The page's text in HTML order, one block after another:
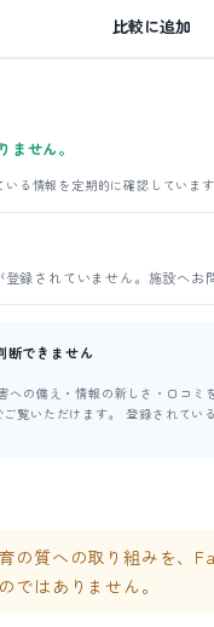
比較に追加
せん。
る情報を定期的に確認しています
録されていません。施設へお
断できません
への備え・情報の新しさ・口コ
覧いただけます。 登録されてい
の質への取り組みを、
ではありません。